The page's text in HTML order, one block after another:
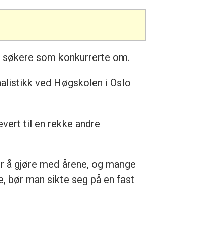
som konkurrerte om.
ved Høgskolen i Oslo
til en rekke andre
gjøre med årene, og mange
bør man sikte seg på en fast